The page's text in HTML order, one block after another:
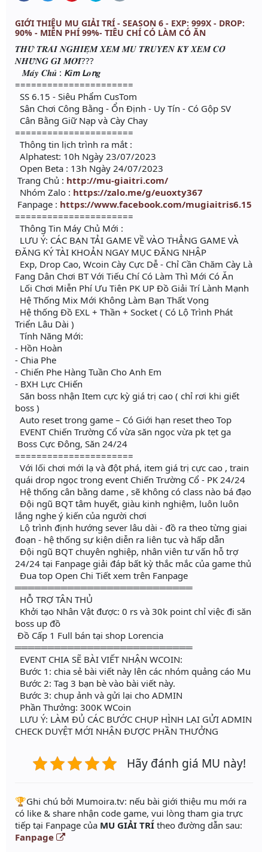
GIỚI THIỆU MU GIẢI TRÍ - SEASON 6 - EXP: 999X - DROP:
90% - MIỄN PHÍ 99%- TIÊU CHÍ CÓ LÀM CÓ ĂN
𝑻𝑯𝑼̛̉ 𝑻𝑹𝑨̉𝑰 𝑵𝑮𝑯𝑰𝑬̣̂𝑴 𝑿𝑬𝑴 𝑴𝑼 𝑻𝑹𝑼𝒀𝑬̂̀𝑵 𝑲𝒀̀ 𝑿𝑬𝑴 𝑪𝑶́
𝑵𝑯𝑼̛̃𝑵𝑮 𝑮𝑰̀ 𝑴𝑶̛́𝑰???
𝑴𝒂́𝒚 𝑪𝒉𝒖̉ : 𝙆𝒊𝙢 𝙇𝒐𝙣𝒈
======================
SS 6.15 - Siêu Phẩm CusTom
Sân Chơi Công Bằng - Ổn Định - Uy Tín - Có Gộp SV
Cân Bằng Giữ Nạp và Cày Chay
======================
Thông tin lịch trình ra mắt :
Alphatest: 10h Ngày 23/07/2023
Open Beta : 13h Ngày 24/07/2023
Trang Chủ : http://mu-giaitri.com/
Nhóm Zalo : https://zalo.me/g/euoxty367
Fanpage : https://www.facebook.com/mugiaitris6.15
======================
Thông Tin Máy Chủ Mới :
LƯU Ý: CÁC BẠN TẢI GAME VỀ VÀO THẲNG GAME VÀ
ĐĂNG KÝ TÀI KHOẢN NGAY MỤC ĐĂNG NHẬP
Exp, Drop Cao, Wcoin Cày Cực Dễ - Chỉ Cần Chăm Cày Là
Fang Dân Chơi BT Với Tiếu Chí Có Làm Thì Mới Có Ăn
Lối Chơi Miễn Phí Ưu Tiên PK UP Đồ Giải Trí Lành Mạnh
Hệ Thống Mix Mới Không Làm Bạn Thất Vọng
Hệ thống Đồ EXL + Thần + Socket ( Có Lộ Trình Phát
Triển Lâu Dài )
Tính Năng Mới:
- Hồn Hoàn
- Chia Phe
- Chiến Phe Hàng Tuần Cho Anh Em
- BXH Lực CHiến
Săn boss nhận Item cực kỳ giá trị cao ( chỉ rơi khi giết
boss )
Auto reset trong game – Có Giới hạn reset theo Top
EVENT Chiến Trường Cổ vừa săn ngọc vừa pk tẹt ga
️ Boss Cực Đông, Săn 24/24
======================
Với lối chơi mới lạ và đột phá, item giá trị cực cao , train
quái drop ngọc trong event Chiến Trường Cổ - PK 24/24
Hệ thống cân bằng dame , sẽ không có class nào bá đạo
Đội ngũ BQT tâm huyết, giàu kinh nghiệm, luôn luôn
lắng nghe ý kiến của người chơi
Lộ trình định hướng sever lâu dài - đồ ra theo từng giai
đoạn - hệ thống sự kiện diễn ra liên tục và hấp dẫn
Đội ngũ BQT chuyên nghiệp, nhân viên tư vấn hỗ trợ
24/24 tại Fanpage giải đáp bất kỳ thắc mắc của game thủ
Đua top Open Chi Tiết xem trên Fanpage
═══════════════════════════
HỖ TRỢ TÂN THỦ
Khởi tạo Nhân Vật được: 0 rs và 30k point chỉ việc đi săn
boss up đồ
Đồ Cấp 1 Full bán tại shop Lorencia
═══════════════════════════
EVENT CHIA SẼ BÀI VIẾT NHẬN WCOIN:
Bước 1: chia sẻ bài viết này lên các nhóm quảng cáo Mu
Bước 2: Tag 3 bạn bè vào bài viết này.
Bước 3: chụp ảnh và gửi lại cho ADMIN
Phần Thưởng: 300K WCoin
LƯU Ý: LÀM ĐỦ CÁC BƯỚC CHỤP HÌNH LẠI GỬI ADMIN
CHECK DUYỆT MỚI NHẬN ĐƯỢC PHẦN THƯỞNG
Hãy đánh giá MU này!
️🏆Ghi chú bởi Mumoira.tv: nếu bài giới thiệu mu mới ra
có like & share nhận code game, vui lòng tham gia trực
tiếp tại Fanpage của MU GIẢI TRÍ theo đường dẫn sau:
Fanpage